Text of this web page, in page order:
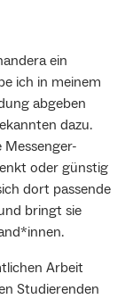
ein
ich in meinem
abgeben
dazu.
Messenger-
oder günstig
dort passende
bringt sie
Arbeit
Studierenden